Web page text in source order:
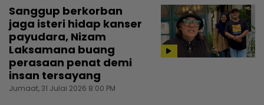
Sanggup berkorban
jaga isteri hidap kanser
payudara, Nizam
Laksamana buang
perasaan penat demi
insan tersayang
Jumaat, 31 Julai 2026 8:00 PM